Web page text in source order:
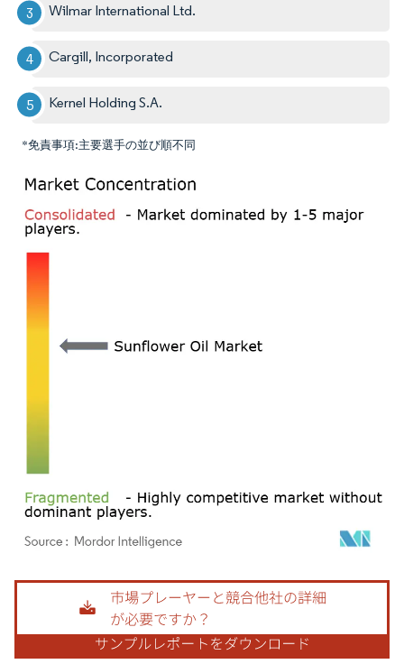
Wilmar International Ltd.
Cargill, Incorporated
Kernel Holding S.A.
*免責事項:主要選手の並び順不同
画像 © Mordor Intelligence。再利用にはCC BY 4.0の表示が必要です。